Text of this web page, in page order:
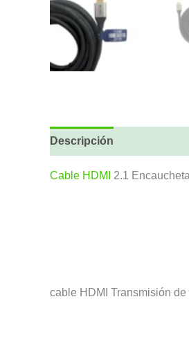
Descripción
Cable HDMI 2.1
cable HDMI Transmisión